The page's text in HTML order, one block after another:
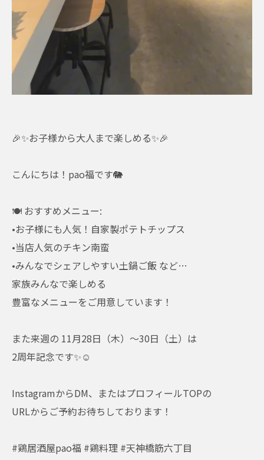
🎉✨お子様から大人まで楽しめる✨🎉
こんにちは！pao福です🐘
🍽 おすすめメニュー:
•お子様にも人気！自家製ポテトチップス
•当店人気のチキン南蛮
•みんなでシェアしやすい土鍋ご飯 など…
家族みんなで楽しめる
豊富なメニューをご用意しています！
また来週の 11月28日（木）～30日（土）は
2周年記念です✨☺️
InstagramからDM、またはプロフィールTOPの
URLからご予約お待ちしております！
#鶏居酒屋pao福 #鶏料理 #天神橋筋六丁目